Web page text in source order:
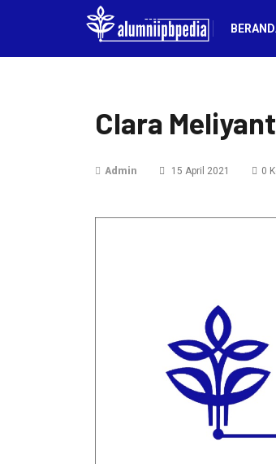
Clara
Admin 15 April 2021 0